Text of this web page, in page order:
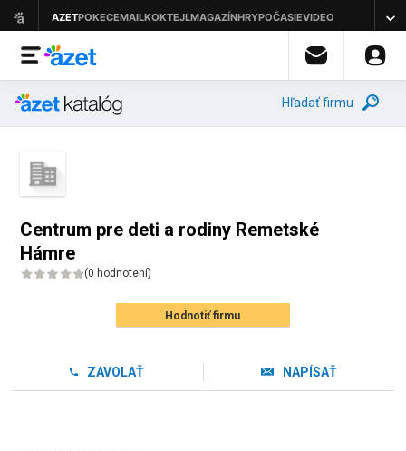
Hľadať firmu
Centrum pre deti a rodiny Remetské
Hámre
(0 hodnotení)
Hodnotiť firmu
ZAVOLAŤ NAPÍSAŤ